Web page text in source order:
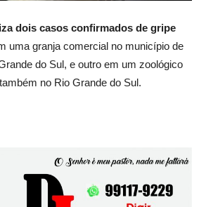
dois casos confirmados de gripe
uma granja comercial no município de
do Sul, e outro em um zoológico
no Rio Grande do Sul.